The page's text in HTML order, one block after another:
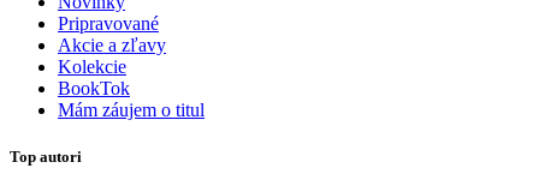
Pripravované
Akcie a zľavy
Kolekcie
BookTok
Mám záujem o titul
Top autori